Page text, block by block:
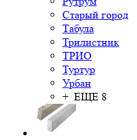
Старый город
Табула
Трилистник
ТРИО
Туртур
Урбан
+ ЕЩЕ 8